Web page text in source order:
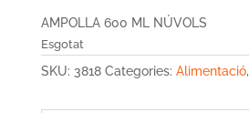
AMPOLLA 600 ML NÚVOLS
Esgotat
SKU: 3818 Categories: Alimentació,